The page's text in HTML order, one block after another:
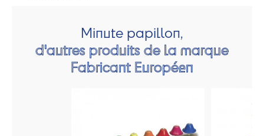
Minute papillon,
d'autres produits de la marque
Fabricant Européen